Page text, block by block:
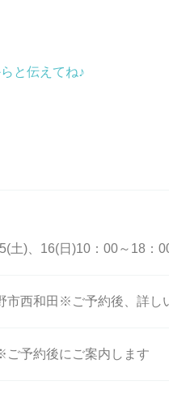
と伝えてね♪
土)、16(日)10：00～18：
市西和田※ご予約後、詳し
予約後にご案内します